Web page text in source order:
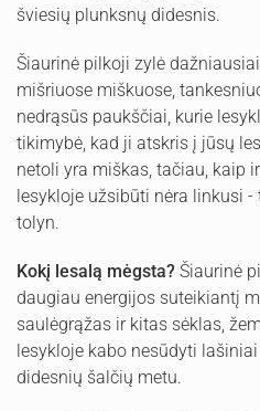
šviesių plunksnų didesnis.
Šiaurinė pilkoji zylė
mišriuose miškuose,
nedrąsūs paukščiai, kurie
tikimybė, kad ji atskris į jūsų
netoli yra miškas, tačiau, kaip
lesykloje užsibūti nėra linkusi
tolyn.
Kokį lesalą mėgsta? Šiaurinė
daugiau energijos suteikiantį
saulėgrąžas ir kitas sėklas,
lesykloje kabo nesūdyti
didesnių šalčių metu.